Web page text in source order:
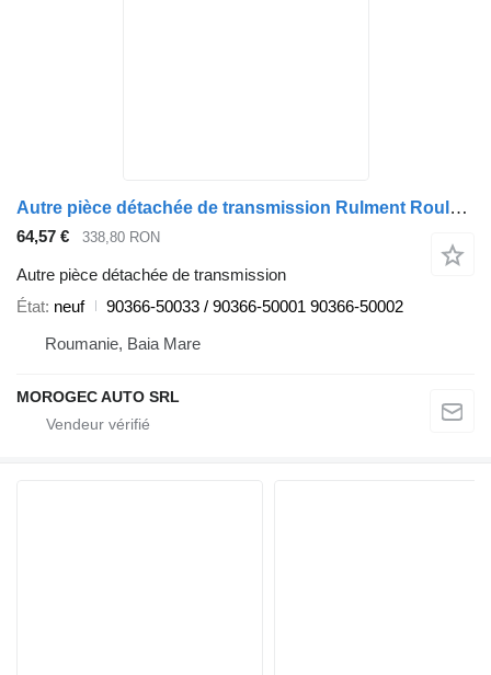
Autre pièce détachée de transmission Rulment Roulement Toyota / 90366-50002 90366-50033 pour automobile Toyota
64,57 € 338,80 RON
Autre pièce détachée de transmission
État neuf
90366-50033 / 90366-50001 90366-50002
Roumanie, Baia Mare
MOROGEC AUTO SRL